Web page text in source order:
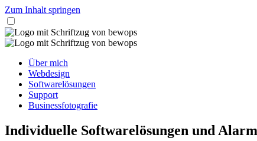
Zum Inhalt springen
Über mich
Webdesign
Softwarelösungen
Support
Businessfotografie
Individuelle Softwarelösungen und